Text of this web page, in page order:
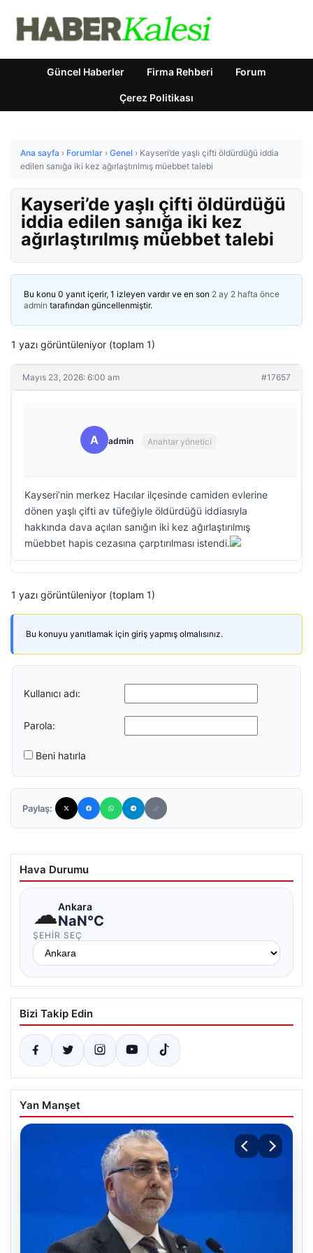
Güncel Haberler Firma Rehberi Forum
Çerez Politikası
Ana sayfa › Forumlar › Genel › Kayseri’de yaşlı çifti öldürdüğü iddia
edilen sanığa iki kez ağırlaştırılmış müebbet talebi
Kayseri’de yaşlı çifti öldürdüğü
iddia edilen sanığa iki kez
ağırlaştırılmış müebbet talebi
Bu konu 0 yanıt içerir, 1 izleyen vardır ve en son 2 ay 2 hafta önce
admin tarafından güncellenmiştir.
1 yazı görüntüleniyor (toplam 1)
Mayıs 23, 2026: 6:00 am #17657
A admin Anahtar yönetici
Kayseri’nin merkez Hacılar ilçesinde camiden evlerine
dönen yaşlı çifti av tüfeğiyle öldürdüğü iddiasıyla
hakkında dava açılan sanığın iki kez ağırlaştırılmış
müebbet hapis cezasına çarptırılması istendi.
1 yazı görüntüleniyor (toplam 1)
Bu konuyu yanıtlamak için giriş yapmış olmalısınız.
Kullanıcı adı:
Parola:
Beni hatırla
Paylaş:
Hava Durumu
☁Ankara
NaN°C
ŞEHIR SEÇ
Bizi Takip Edin
Yan Manşet